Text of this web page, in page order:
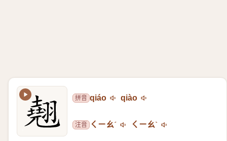
拼音 qiáo qiào
注音 ㄑㄧㄠˊ ㄑㄧㄠˋ